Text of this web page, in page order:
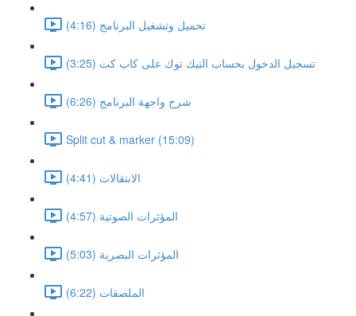
تحميل وتشغيل البرنامج (4:16)
تسجيل الدخول بحساب التيك توك على كاب كت (3:25)
شرح واجهة البرنامج (6:26)
Split cut & marker (15:09)
الانتقالات (4:41)
المؤثرات الصوتية (4:57)
المؤثرات البصرية (5:03)
الملصقات (6:22)